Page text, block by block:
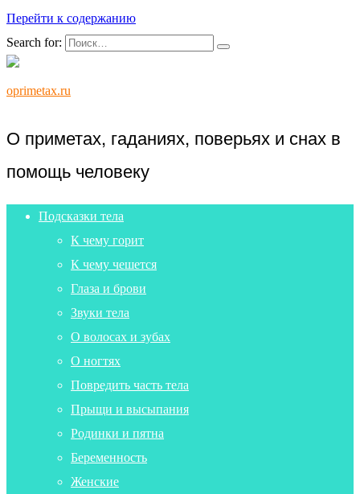
Перейти к содержанию
Search for:
oprimetax.ru
О приметах, гаданиях, поверьях и снах в
помощь человеку
Подсказки тела
К чему горит
К чему чешется
Глаза и брови
Звуки тела
О волосах и зубах
О ногтях
Повредить часть тела
Прыщи и высыпания
Родинки и пятна
Беременность
Женские